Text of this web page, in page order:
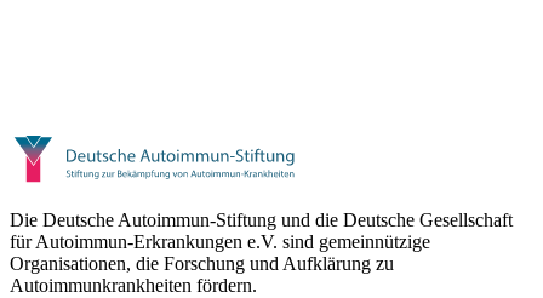
Die Deutsche Autoimmun-Stiftung und die Deutsche Gesellschaft
für Autoimmun-Erkrankungen e.V. sind gemeinnützige
Organisationen, die Forschung und Aufklärung zu
Autoimmunkrankheiten fördern.